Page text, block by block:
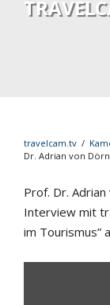
travelcam.tv /
Dr. Adrian von
Prof. Dr.
Interview mit
im Tourismus”